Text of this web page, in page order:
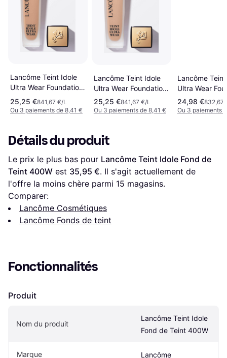
Lancôme Teint Idole
Ultra Wear Foundation
SPF35 315C
25,25 €841,67 €/L
Ou 3 paiements de 8,41 €
Lancôme Teint Idole
Ultra Wear Foundation
SPF35 220C
25,25 €841,67 €/L
Ou 3 paiements de 8,41 €
Lancôme
Ultra Wear
SPF35 245C
24,98 €832,67
Ou 3 paiements
Détails du produit
Le prix le plus bas pour Lancôme Teint Idole Fond de
Teint 400W est 35,95 €. Il s'agit actuellement de
l'offre la moins chère parmi 15 magasins.
Comparer:
Lancôme Cosmétiques
Lancôme Fonds de teint
Fonctionnalités
Produit
Nom du produit
Lancôme Teint Idole
Fond de Teint 400W
Marque Lancôme